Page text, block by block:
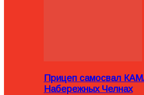
Прицеп самосвал
Набережных Челнах